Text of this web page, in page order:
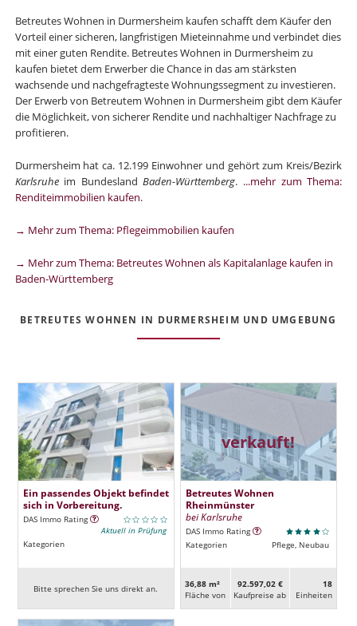
Betreutes Wohnen in Durmersheim kaufen schafft dem Käufer den
Vorteil einer sicheren, langfristigen Mieteinnahme und verbindet dies
mit einer guten Rendite. Betreutes Wohnen in Durmersheim zu
kaufen bietet dem Erwerber die Chance in das am stärksten
wachsende und nachgefragteste Wohnungssegment zu investieren.
Der Erwerb von Betreutem Wohnen in Durmersheim gibt dem Käufer
die Möglichkeit, von sicherer Rendite und nachhaltiger Nachfrage zu
profitieren.
Durmersheim hat ca. 12.199 Einwohner und gehört zum Kreis/Bezirk
Karlsruheim BundeslandBaden-Württemberg. ...mehr zum Thema:
Renditeimmobilien kaufen.
→ Mehr zum Thema: Pflegeimmobilien kaufen
→ Mehr zum Thema: Betreutes Wohnen als Kapitalanlage kaufen in
Baden-Württemberg
BETREUTES WOHNEN IN DURMERSHEIM UND UMGEBUNG
Ein passendes Objekt befindet
sich in Vorbereitung.
DAS Immo Rating
Aktuell in Prüfung
Kategorien
Bitte sprechen Sie uns direkt an.
verkauft!
Betreutes Wohnen
Rheinmünster
bei Karlsruhe
DAS Immo Rating
Kategorien
Pflege, Neubau
36,88 m²
Fläche von
92.597,02 €
Kaufpreise ab
18
Ein­heiten